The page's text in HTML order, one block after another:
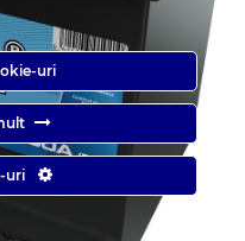
pentru automobile, camioane,
stationare si aplicatii industriale.
Soft Design
uri
uri